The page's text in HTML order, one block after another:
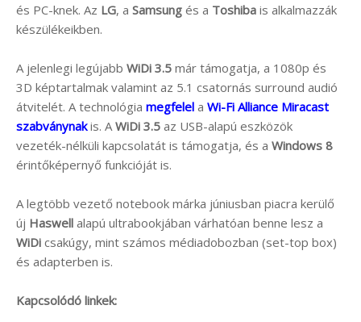
és PC-knek. Az LG, a Samsung és a Toshiba is alkalmazzák
készülékeikben.
A jelenlegi legújabb WiDi 3.5 már támogatja, a 1080p és
3D képtartalmak valamint az 5.1 csatornás surround audió
átvitelét. A technológia megfelel a Wi-Fi Alliance Miracast
szabványnakis. A WiDi 3.5 az USB-alapú eszközök
vezeték-nélküli kapcsolatát is támogatja, és a Windows 8
érintőképernyő funkcióját is.
A legtöbb vezető notebook márka júniusban piacra kerülő
új Haswell alapú ultrabookjában várhatóan benne lesz a
WiDi csakúgy, mint számos médiadobozban (set-top box)
és adapterben is.
Kapcsolódó linkek: